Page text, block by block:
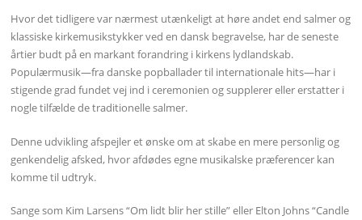
Hvor det tidligere var nærmest utænkeligt at høre andet end salmer og
klassiske kirkemusikstykker ved en dansk begravelse, har de seneste
årtier budt på en markant forandring i kirkens lydlandskab.
Populærmusik—fra danske popballader til internationale hits—har i
stigende grad fundet vej ind i ceremonien og supplerer eller erstatter i
nogle tilfælde de traditionelle salmer.
Denne udvikling afspejler et ønske om at skabe en mere personlig og
genkendelig afsked, hvor afdødes egne musikalske præferencer kan
komme til udtryk.
Sange som Kim Larsens “Om lidt blir her stille” eller Elton Johns “Candle